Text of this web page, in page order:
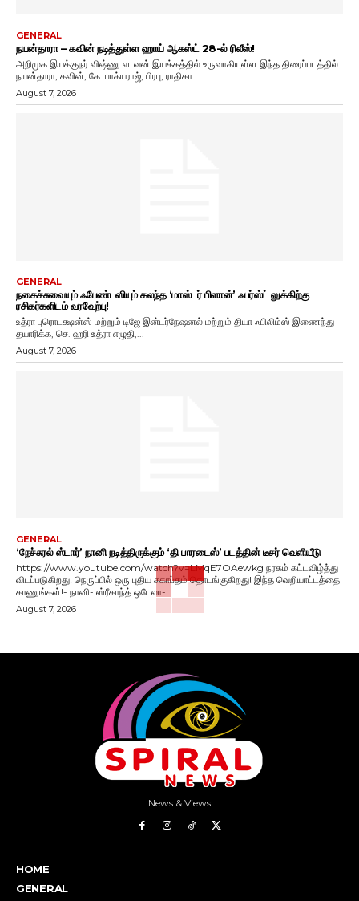
GENERAL
நயன்தாரா – கவின் நடித்துள்ள ஹாய் ஆகஸ்ட் 28-ல் ரிலீஸ்!
அறிமுக இயக்குநர் விஷ்ணு எடவன் இயக்கத்தில் உருவாகியுள்ள இந்த திரைப்படத்தில்
நயன்தாரா, கவின், கே. பாக்யராஜ், பிரபு, ராதிகா...
August 7, 2026
GENERAL
நகைச்சுவையும் ஃபேண்டஸியும் கலந்த ‘மாஸ்டர் பிளான்’ ஃபர்ஸ்ட் லுக்கிற்கு
ரசிகர்களிடம் வரவேற்பு!
உத்ரா புரொடக்ஷன்ஸ் மற்றும் டிஜே இன்டர்நேஷனல் மற்றும் தியா ஃபிலிம்ஸ் இணைந்து
தயாரிக்க, செ. ஹரி உத்ரா எழுதி,...
August 7, 2026
GENERAL
‘நேச்சுரல் ஸ்டார்’ நானி நடித்திருக்கும் ‘தி பாரடைஸ்’ படத்தின் டீசர் வெளியீடு
https://www.youtube.com/watch?v=LMqE7OAewkg நரகம் கட்டவிழ்த்து
விடப்படுகிறது! நெருப்பில் ஒரு புதிய சகாப்தம் தொடங்குகிறது! இந்த வெறியாட்டத்தை
காணுங்கள்!- நானி- ஸ்ரீகாந்த் ஒடேலா-...
August 7, 2026
News & Views
HOME
GENERAL